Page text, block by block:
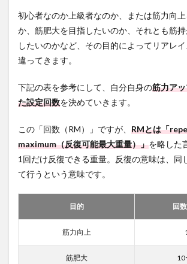
初心者なのか上級者なのか、または筋力向
か、筋肥大を目指したいのか、それとも筋
したいのかなど、その目的によってリアレ
違ってきます。
下記の表を参考にして、自分自身の筋力ア
た設定回数を決めていきます。
この「回数（RM）」ですが、 RMとは「
maximum（反復可能最大重量）」を略した
1回だけ反復できる重量。反復の意味は、同
て行うという意味です。
目的 回
筋力向上
筋肥大 10